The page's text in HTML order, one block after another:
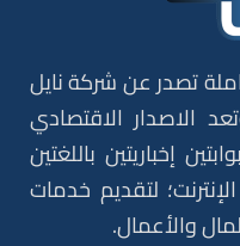
تصدر عن شركة نايل
الاصدار الاقتصادي
إخباريتين باللغتين
لتقديم خدمات
والأعمال.